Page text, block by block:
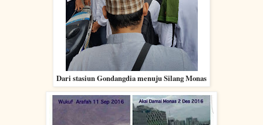
Dari stasiun Gondangdia menuju Silang Monas